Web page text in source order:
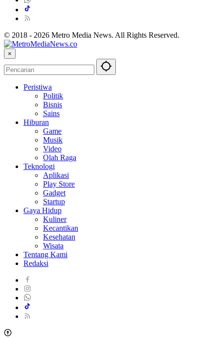
© 2018 - 2026 Metro Media News. All Rights Reserved.
×
Peristiwa
Politik
Bisnis
Sains
Hiburan
Game
Musik
Video
Olah Raga
Teknologi
Aplikasi
Play Store
Gadget
Startup
Gaya Hidup
Kuliner
Kecantikan
Kesehatan
Wisata
Tentang Kami
Redaksi